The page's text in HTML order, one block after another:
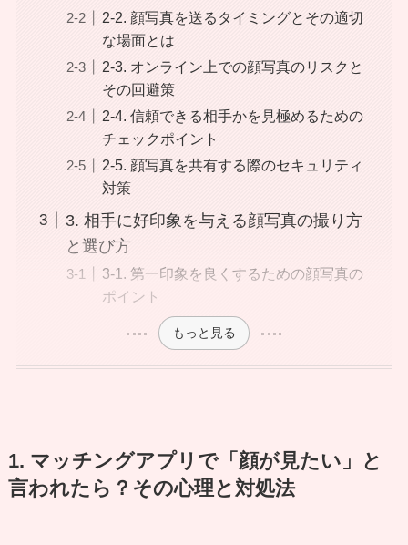
2-2. 顔写真を送るタイミングとその適切
な場面とは
2-3. オンライン上での顔写真のリスクと
その回避策
2-4. 信頼できる相手かを見極めるための
チェックポイント
2-5. 顔写真を共有する際のセキュリティ
対策
3. 相手に好印象を与える顔写真の撮り方
と選び方
3-1. 第一印象を良くするための顔写真の
ポイント
もっと見る
1. マッチングアプリで「顔が見たい」と
言われたら？その心理と対処法